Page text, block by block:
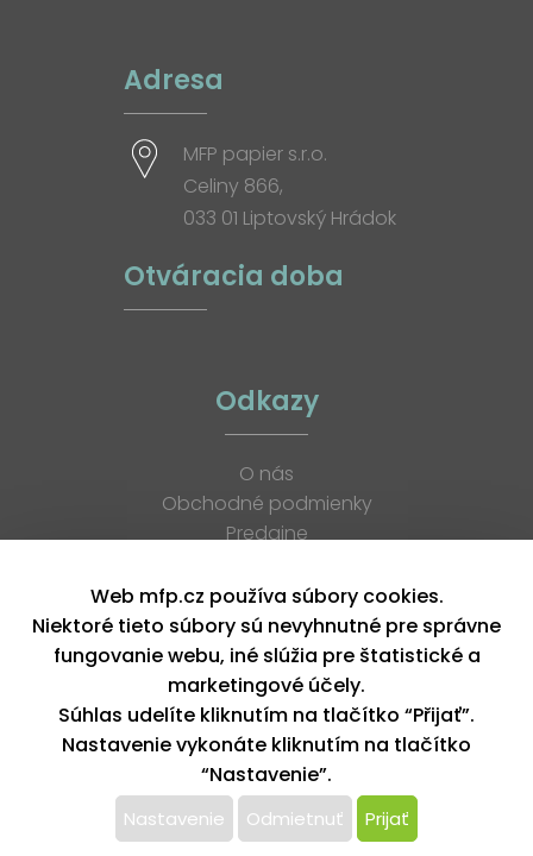
Adresa
MFP papier s.r.o.
Celiny 866,
033 01 Liptovský Hrádok
Otváracia doba
Odkazy
O nás
Obchodné podmienky
Predajne
K stiahnutiu
Blog
Kontakt
Kariéra
XML feed
Copyright © 2026, MFP paper s. r. o. | Všetky práva vyhradené
design by MFP
Tento web používa k poskytovaniu služieb,
Web mfp.cz používa súbory cookies.
Niektoré tieto súbory sú nevyhnutné pre správne
fungovanie webu, iné slúžia pre štatistické a
marketingové účely.
Súhlas udelíte kliknutím na tlačítko “Přijať”.
Nastavenie vykonáte kliknutím na tlačítko
“Nastavenie”.
Nastavenie Odmietnuť Prijať